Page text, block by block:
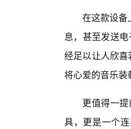
在这款设备
息，甚至发送
经足以让人欣
将心爱的音乐
更值得一
具，更是一个